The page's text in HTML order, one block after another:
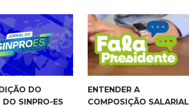
DO
DO SINPRO-ES
ENTENDER A
COMPOSIÇÃO SALARIAL